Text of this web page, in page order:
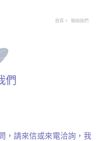
首頁 聯絡我們
們
，請來信或來電洽詢，我